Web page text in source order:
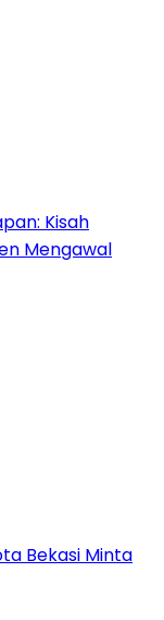
Kisah
Mengawal
Bekasi Minta